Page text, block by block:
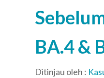
BA.4 &
Ditinjau oleh :